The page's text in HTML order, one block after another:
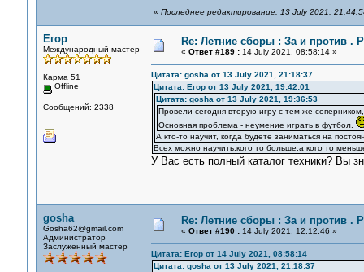
« Последнее редактирование: 13 July 2021,
Егор
Международный мастер
Карма 51
Offline
Сообщений: 2338
Re: Летние сборы : За и против .
« Ответ #189 :14 July 2021, 08:58:14 »
Цитата: gosha от 13 July 2021, 21:18:37
Цитата: Егор от 13 July 2021, 19:42:01
Цитата: gosha от 13 July 2021, 19:36:53
Провели сегодня вторую игру с тем же
Основная проблема - неумение играть в футбол.
А кто-то научит, когда будете заниматься на
Всех можно научить.кого то больше,а кого то
У Вас есть полный каталог техники? Вы
gosha
Gosha62@gmail.com
Администратор
Заслуженный мастер
Re: Летние сборы : За и против .
« Ответ #190 :14 July 2021, 12:12:46 »
Цитата: Егор от 14 July 2021, 08:58:14
Цитата: gosha от 13 July 2021, 21:18:37